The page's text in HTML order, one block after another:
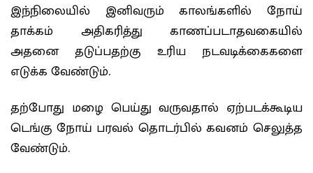
இந்நிலையில் இனிவரும் காலங்களில் நோய்
தாக்கம் அதிகரித்து காணப்படாதவகையில்
அதனை தடுப்பதற்கு உரிய நடவடிக்கைகளை
எடுக்க வேண்டும்.
தற்போது மழை பெய்து வருவதால் ஏற்படக்கூடிய
டெங்கு நோய் பரவல் தொடர்பில் கவனம் செலுத்த
வேண்டும்.